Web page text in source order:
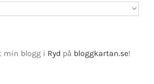
min blogg i Ryd på bloggkartan.se!